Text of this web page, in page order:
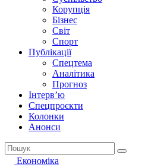
Корупція
Бізнес
Світ
Спорт
Публікації
Спецтема
Аналітика
Прогноз
Інтерв’ю
Спецпроєкти
Колонки
Анонси
Економіка